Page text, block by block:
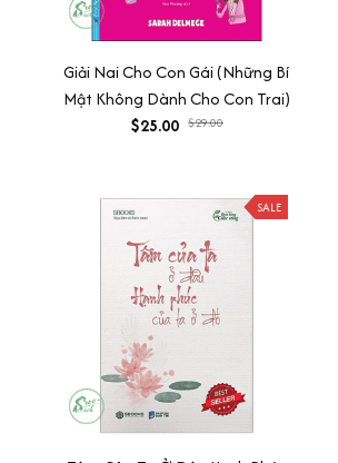
Giải Nai Cho Con Gái (Những Bí
Mật Không Dành Cho Con Trai)
$25.00 $29.00
SALE